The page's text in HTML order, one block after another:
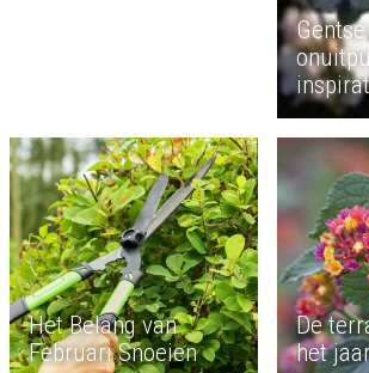
Het Belang van
Februari Snoeien
De
het